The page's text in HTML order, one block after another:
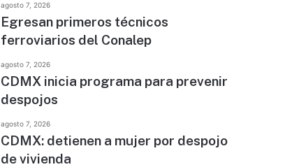
agosto 7, 2026
Egresan primeros técnicos
ferroviarios del Conalep
agosto 7, 2026
CDMX inicia programa para prevenir
despojos
agosto 7, 2026
CDMX: detienen a mujer por despojo
de vivienda